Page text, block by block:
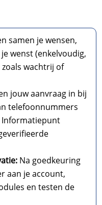
samen je wensen,
wenst (enkelvoudig,
wachtrij of
jouw aanvraag in bij
telefoonnummers
Informatiepunt
Na goedkeuring
aan je account,
en testen de